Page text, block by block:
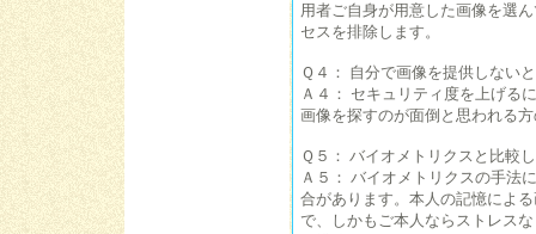
用者ご自身が用意した画像を選
セスを排除します。
Ｑ４： 自分で画像を提供しない
Ａ４： セキュリティ度を上げる
画像を探すのが面倒と思われる
Ｑ５： バイオメトリクスと比較
Ａ５： バイオメトリクスの手法
合があります。本人の記憶によ
で、しかもご本人ならストレス